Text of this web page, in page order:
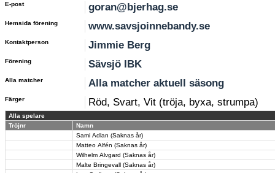
E-post goran@bjerhag.se
Hemsida förening www.savsjoinnebandy.se
Kontaktperson Jimmie Berg
Förening Sävsjö IBK
Alla matcher Alla matcher aktuell säsong
Färger Röd, Svart, Vit (tröja, byxa, strumpa)
Alla spelare
Tröjnr
Namn
Sami Adlan (Saknas år)
Matteo Alfén (Saknas år)
Wilhelm Alvgard (Saknas år)
Malte Bringevall (Saknas år)